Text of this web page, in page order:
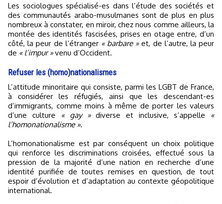
Les sociologues spécialisé-es dans l’étude des sociétés et
des communautés arabo-musulmanes sont de plus en plus
nombreux à constater, en miroir, chez nous comme ailleurs, la
montée des identités fascisées, prises en otage entre, d’un
côté, la peur de l’étranger « barbare »et, de l’autre, la peur
de « l’impur »venu d’Occident.
Refuser les (homo)nationalismes
L’attitude minoritaire qui consiste, parmi les LGBT de France,
à considérer les réfugiés, ainsi que les descendant-es
d’immigrants, comme moins à même de porter les valeurs
d’une culture
« gay »diverse et inclusive, s’appelle
«
l’homonationalisme ».
L’homonationalisme est par conséquent un choix politique
qui renforce les discriminations croisées, effectué sous la
pression de la majorité d’une nation en recherche d’une
identité purifiée de toutes remises en question, de tout
espoir d’évolution et d’adaptation au contexte géopolitique
international.